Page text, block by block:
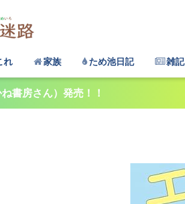
れ 家族 ため池日記 雑記
書房さん）発売！！